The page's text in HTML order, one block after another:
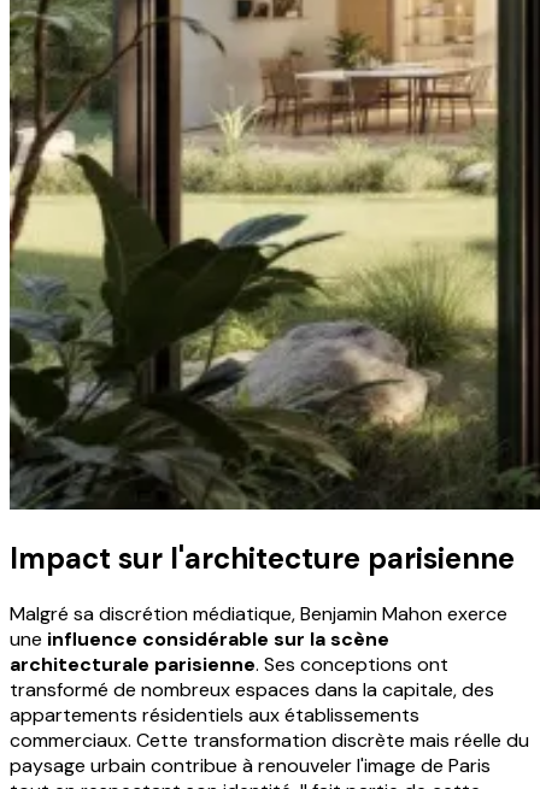
Impact sur l'architecture parisienne
Malgré sa discrétion médiatique, Benjamin Mahon exerce
une influence considérable sur la scène
architecturale parisienne. Ses conceptions ont
transformé de nombreux espaces dans la capitale, des
appartements résidentiels aux établissements
commerciaux. Cette transformation discrète mais réelle du
paysage urbain contribue à renouveler l'image de Paris